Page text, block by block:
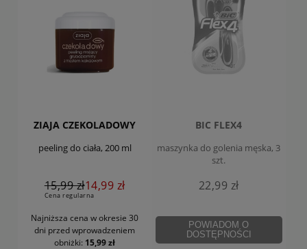
ZIAJA CZEKOLADOWY
peeling do ciała, 200 ml
15,99 zł
Cena regularna
14,99 zł
Najniższa cena w okresie 30
dni przed wprowadzeniem
obniżki: 15,99 zł
BIC FLEX4
maszynka do golenia męska, 3
szt.
22,99 zł
POWIADOM O
DOSTĘPNOŚCI